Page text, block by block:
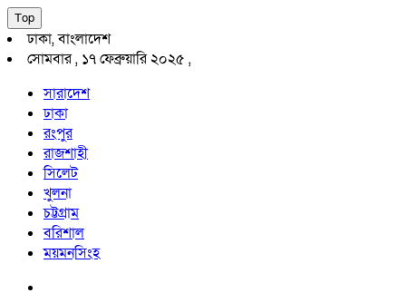
Top
ঢাকা, বাংলাদেশ
সোমবার , ১৭ ফেব্রুয়ারি ২০২৫ ,
সারাদেশ
ঢাকা
রংপুর
রাজশাহী
সিলেট
খুলনা
চট্টগ্রাম
বরিশাল
ময়মনসিংহ